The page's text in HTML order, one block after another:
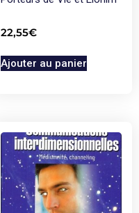
22,55€
Ajouter au panier